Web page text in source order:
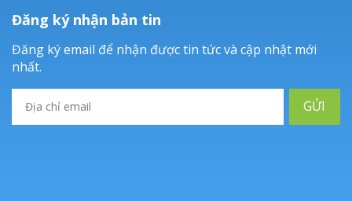
Đăng ký nhận bản tin
Đăng ký email để nhận được tin tức và cập nhật mới
nhất.
GỬI